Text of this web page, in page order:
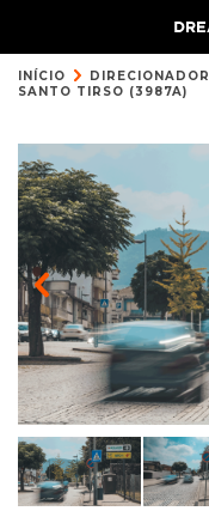
INÍCIO DIRECIONADOR
SANTO TIRSO (3987A)